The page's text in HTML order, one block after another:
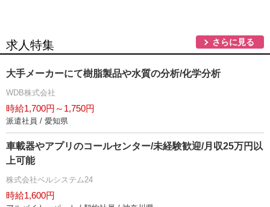
求人特集 さらに見る
大手メーカーにて樹脂製品や水質の分析/化学分析
WDB株式会社
時給1,700円～1,750円
派遣社員 / 愛知県
車載器やアプリのコールセンター/未経験歓迎/月収25万円以
上可能
株式会社ベルシステム24
時給1,600円